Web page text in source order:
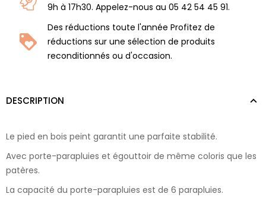
9h à 17h30. Appelez-nous au 05 42 54 45 91.
Des réductions toute l'année Profitez de
réductions sur une sélection de produits
reconditionnés ou d'occasion.
DESCRIPTION
Le pied en bois peint garantit une parfaite stabilité.
Avec porte-parapluies et égouttoir de même coloris que les
patères.
La capacité du porte-parapluies est de 6 parapluies.